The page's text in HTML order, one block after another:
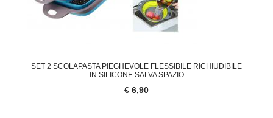
SET 2 SCOLAPASTA PIEGHEVOLE FLESSIBILE RICHIUDIBILE
IN SILICONE SALVA SPAZIO
€ 6,90